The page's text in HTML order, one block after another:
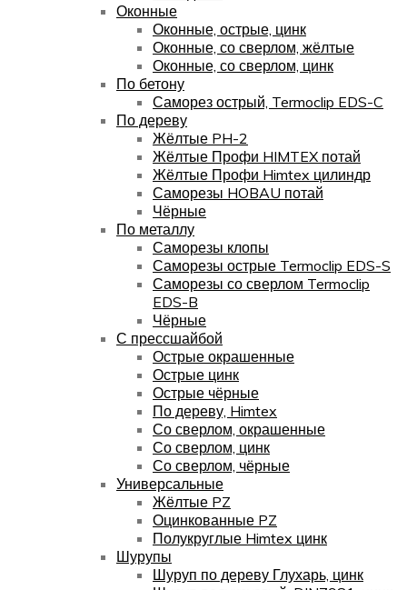
Оконные
Оконные, острые, цинк
Оконные, со сверлом, жёлтые
Оконные, со сверлом, цинк
По бетону
Саморез острый, Termoclip EDS-C
По дереву
Жёлтые PH-2
Жёлтые Профи HIMTEX потай
Жёлтые Профи Himtex цилиндр
Саморезы HOBAU потай
Чёрные
По металлу
Саморезы клопы
Саморезы острые Termoclip EDS-S
Саморезы со сверлом Termoclip
EDS-B
Чёрные
С прессшайбой
Острые окрашенные
Острые цинк
Острые чёрные
По дереву, Himtex
Со сверлом, окрашенные
Со сверлом, цинк
Со сверлом, чёрные
Универсальные
Жёлтые PZ
Оцинкованные PZ
Полукруглые Himtex цинк
Шурупы
Шуруп по дереву Глухарь, цинк